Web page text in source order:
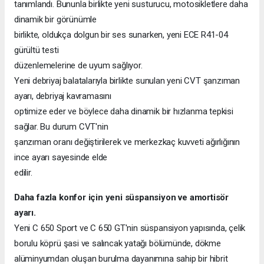
tanımlandı. Bununla birlikte yeni susturucu, motosikletlere daha
dinamik bir görünümle
birlikte, oldukça dolgun bir ses sunarken, yeni ECE R41-04
gürültü testi
düzenlemelerine de uyum sağlıyor.
Yeni debriyaj balatalarıyla birlikte sunulan yeni CVT şanzıman
ayarı, debriyaj kavramasını
optimize eder ve böylece daha dinamik bir hızlanma tepkisi
sağlar. Bu durum CVT'nin
şanzıman oranı değiştirilerek ve merkezkaç kuvveti ağırlığının
ince ayarı sayesinde elde
edilir.
Daha fazla konfor için yeni süspansiyon ve amortisör
ayarı.
Yeni C 650 Sport ve C 650 GT'nin süspansiyon yapısında, çelik
borulu köprü şasi ve salıncak yatağı bölümünde, dökme
alüminyumdan oluşan burulma dayanımına sahip bir hibrit